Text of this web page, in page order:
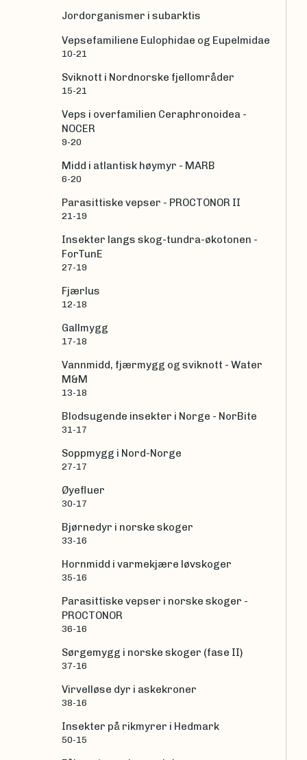
Jordorganismer i subarktis
Vepsefamiliene Eulophidae og Eupelmidae
10-21
Sviknott i Nordnorske fjellområder
15-21
Veps i overfamilien Ceraphronoidea -
NOCER
9-20
Midd i atlantisk høymyr - MARB
6-20
Parasittiske vepser - PROCTONOR II
21-19
Insekter langs skog-tundra-økotonen -
ForTunE
27-19
Fjærlus
12-18
Gallmygg
17-18
Vannmidd, fjærmygg og sviknott - Water
M&M
13-18
Blodsugende insekter i Norge - NorBite
31-17
Soppmygg i Nord-Norge
27-17
Øyefluer
30-17
Bjørnedyr i norske skoger
33-16
Hornmidd i varmekjære løvskoger
35-16
Parasittiske vepser i norske skoger -
PROCTONOR
36-16
Sørgemygg i norske skoger (fase II)
37-16
Virvelløse dyr i askekroner
38-16
Insekter på rikmyrer i Hedmark
50-15